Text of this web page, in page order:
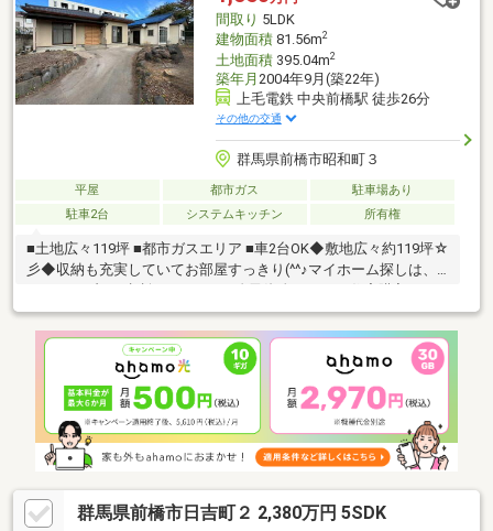
間取り 5LDK
建物面積81.56m2
土地面積395.04m2
築年月 2004年9月(築22年)
上毛電鉄 中央前橋駅 徒歩26分
その他の交通
群馬県前橋市昭和町３
平屋 都市ガス
駐車場あり
駐車2台
システムキッチン 所有権
■土地広々119坪 ■都市ガスエリア ■車2台OK◆敷地広々約119坪☆
彡◆収納も充実していてお部屋すっきり(^^♪マイホーム探しは、
ます!■他社様でご紹介されている物件も一緒にご提案できます。■
他社様や過去にローンお断りされた方。ローンに自信あります。
■平日のご見学希望大歓迎です。ご見学予約は0120-919-727【通
話料無料】までお気軽にお電話ください。スマートフォンの方は
青いバナーより、お問い合わせいただけます。
群馬県前橋市日吉町２ 2,380万円 5SDK